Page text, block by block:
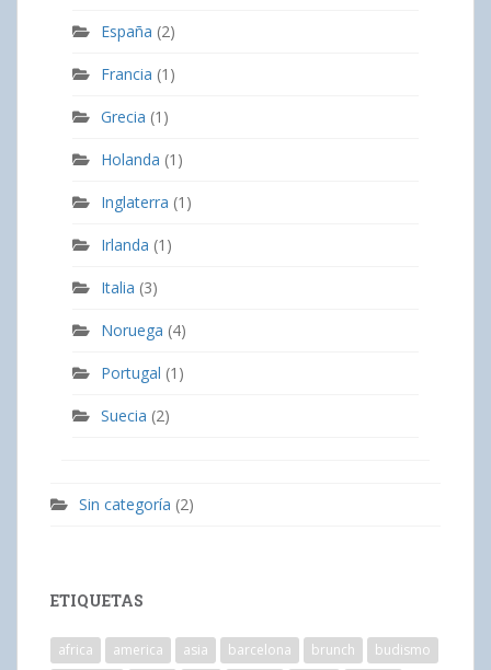
España (2)
Francia (1)
Grecia (1)
Holanda (1)
Inglaterra (1)
Irlanda (1)
Italia (3)
Noruega (4)
Portugal (1)
Suecia (2)
Sin categoría (2)
ETIQUETAS
africa america asia barcelona brunch
budismo